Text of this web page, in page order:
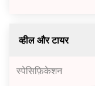
व्हील और टायर
स्पेसिफ़िकेशन